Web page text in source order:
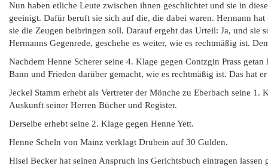
Nun haben etliche Leute zwischen ihnen geschlichtet und sie in
geeinigt. Dafür beruft sie sich auf die, die dabei waren. Hermann
sie die Zeugen beibringen soll. Darauf ergeht das Urteil: Ja, und
Hermanns Gegenrede, geschehe es weiter, wie es rechtmäßig ist.
Nachdem Henne Scherer seine 4. Klage gegen Contzgin Prass
Bann und Frieden darüber gemacht, wie es rechtmäßig ist. Das hat
Jeckel Stamm erhebt als Vertreter der Mönche zu Eberbach seine
Auskunft seiner Herren Bücher und Register.
Derselbe erhebt seine 2. Klage gegen Henne Yett.
Henne Scheln von Mainz verklagt Drubein auf 30 Gulden.
Hisel Becker hat seinen Anspruch ins Gerichtsbuch eintragen